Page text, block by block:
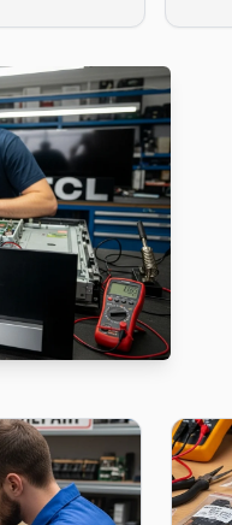
— 15 dakika içinde
Barbaros'e gelerek
ücret tarifesiyle